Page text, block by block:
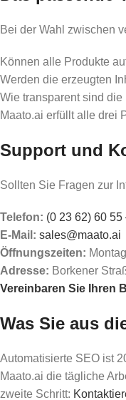
Bei der Wahl zwischen
Können alle Produkte
Werden die erzeugten
Wie transparent sind
Maato.ai erfüllt alle drei
Support und
Sollten Sie Fragen zur
Telefon: (0 23 62) 60 55
E-Mail: sales@maato.ai
Öffnungszeiten:
Adresse: Borkener
Vereinbaren Sie Ihren
Was Sie aus
Automatisierte SEO ist
Maato.ai die tägliche
zweite Schritt: